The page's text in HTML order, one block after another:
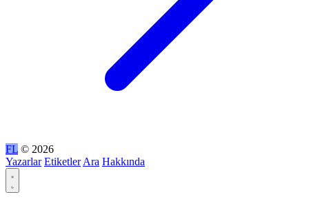
FL © 2026
Yazarlar Etiketler Ara Hakkında